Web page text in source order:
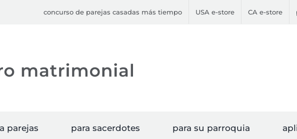
concurso de parejas casadas más tiempo USA e-store CA e-store
parejas para sacerdotes para su parroquia